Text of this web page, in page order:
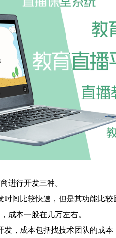
进行开发三种。
间比较快速，但是其功能比
成本一般在几万左右。
，成本包括找技术团队的成